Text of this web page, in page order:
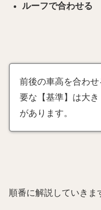
ルーフで合わせる
前後の車高を合わ
要な【基準】は大
があります。
順番に解説していきま